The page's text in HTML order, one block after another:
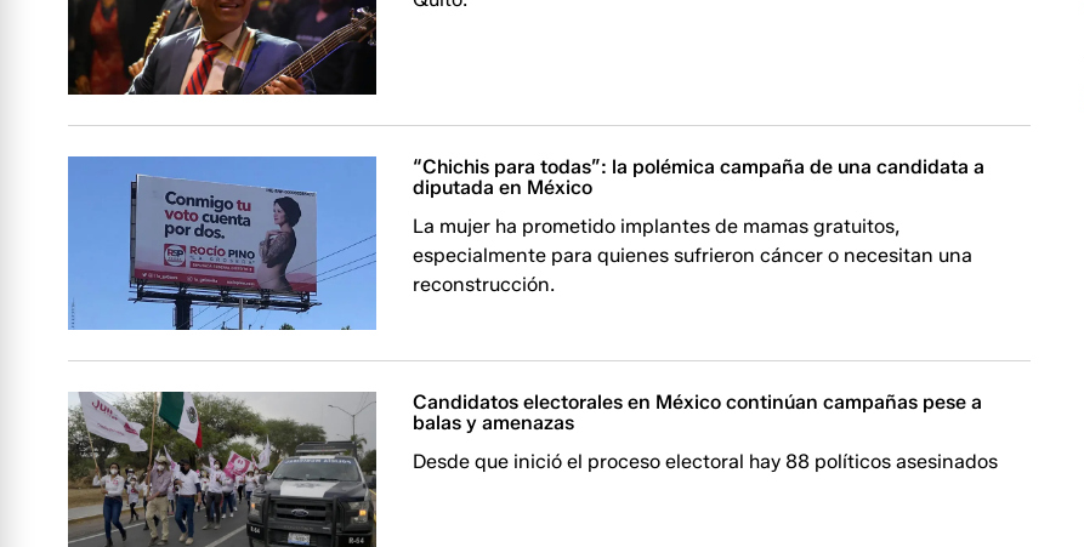
“Chichis para todas”: la polémica campaña de una candidata a
diputada en México
La mujer ha prometido implantes de mamas gratuitos,
especialmente para quienes sufrieron cáncer o necesitan una
reconstrucción.
Candidatos electorales en México continúan campañas pese a
balas y amenazas
Desde que inició el proceso electoral hay 88 políticos asesinados